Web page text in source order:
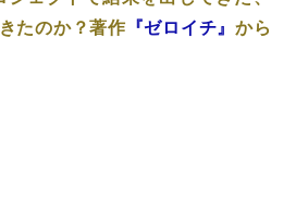
たのか？著作『ゼロイチ』 から